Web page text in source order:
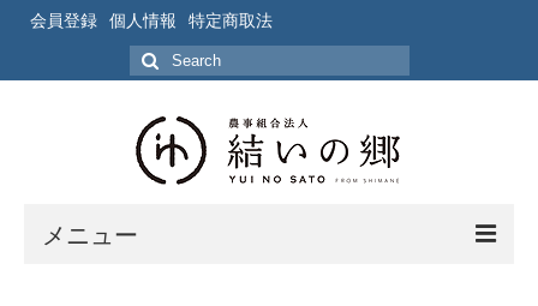
会員登録 個人情報
特定商取法
Search
for:
メニュー